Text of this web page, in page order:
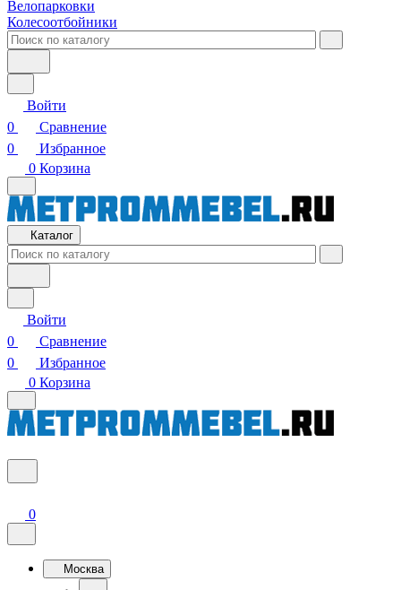
Велопарковки
Колесоотбойники
Войти
0
Сравнение
0
Избранное
0 Корзина
Каталог
Войти
0
Сравнение
0
Избранное
0 Корзина
0
Москва